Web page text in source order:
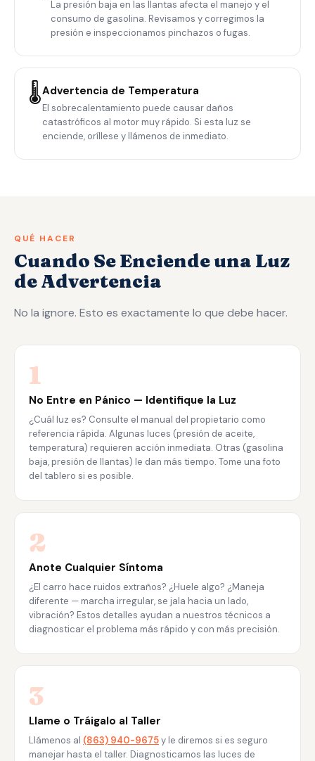
La presión baja en las llantas afecta el manejo y el
consumo de gasolina. Revisamos y corregimos la
presión e inspeccionamos pinchazos o fugas.
🌡️Advertencia de Temperatura
El sobrecalentamiento puede causar daños
catastróficos al motor muy rápido. Si esta luz se
enciende, oríllese y llámenos de inmediato.
QUÉ HACER
Cuando Se Enciende una Luz
de Advertencia
No la ignore. Esto es exactamente lo que debe hacer.
1
No Entre en Pánico — Identifique la Luz
¿Cuál luz es? Consulte el manual del propietario como
referencia rápida. Algunas luces (presión de aceite,
temperatura) requieren acción inmediata. Otras (gasolina
baja, presión de llantas) le dan más tiempo. Tome una foto
del tablero si es posible.
2
Anote Cualquier Síntoma
¿El carro hace ruidos extraños? ¿Huele algo? ¿Maneja
diferente — marcha irregular, se jala hacia un lado,
vibración? Estos detalles ayudan a nuestros técnicos a
diagnosticar el problema más rápido y con más precisión.
3
Llame o Tráigalo al Taller
Llámenos al (863) 940-9675y le diremos si es seguro
manejar hasta el taller. Diagnosticamos las luces de